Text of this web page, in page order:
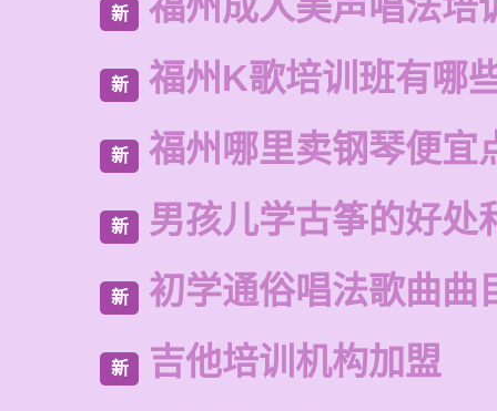
新
新 福州K歌培训班有哪
新 福州哪里卖钢琴便宜
新 男孩儿学古筝的好处
新 初学通俗唱法歌曲曲
新 吉他培训机构加盟